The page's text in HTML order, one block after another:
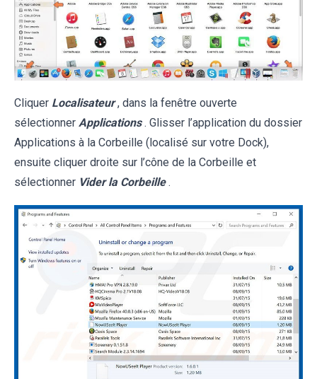
Cliquer Localisateur , dans la fenêtre ouverte
sélectionner Applications . Glisser l’application du dossier
Applications à la Corbeille (localisé sur votre Dock),
ensuite cliquer droite sur l’cône de la Corbeille et
sélectionner Vider la Corbeille .